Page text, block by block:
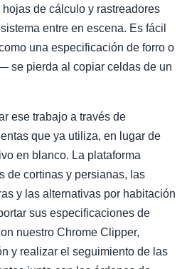
de cálculo y rastreadores
entre en escena. Es fácil
una especificación de forro o
se pierda al copiar celdas de un
ese trabajo a través de
que ya utiliza, en lugar de
en blanco. La plataforma
de cortinas y persianas, las
y las alternativas por habitación
sus especificaciones de
nuestro Chrome Clipper,
y realizar el seguimiento de las